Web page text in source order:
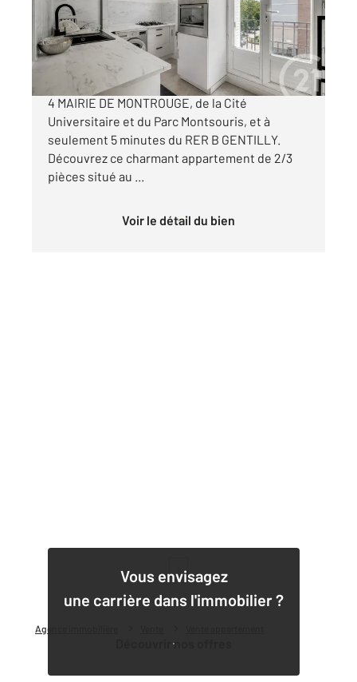
Agence immobilière
Appartement F3 à vendre
279 000 €
GENTILLY - à 15 minutes à pied du métro ligne
4 MAIRIE DE MONTROUGE, de la Cité
Universitaire et du Parc Montsouris, et à
seulement 5 minutes du RER B GENTILLY.
Découvrez ce charmant appartement de 2/3
pièces situé au ...
Voir le détail du bien
Vous envisagez
une carrière dans l'immobilier ?
Découvrir nos offres
1